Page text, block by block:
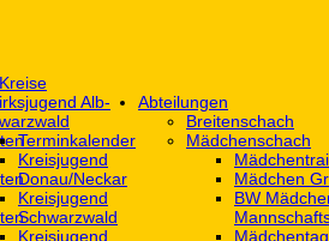
Alb-
Terminkalender
Kreisjugend
Donau/Neckar
Kreisjugend
Schwarzwald
Kreisjugend
Abteilungen
Breitenschach
Mädchenschach
Mädchen
BW
Mädchentag